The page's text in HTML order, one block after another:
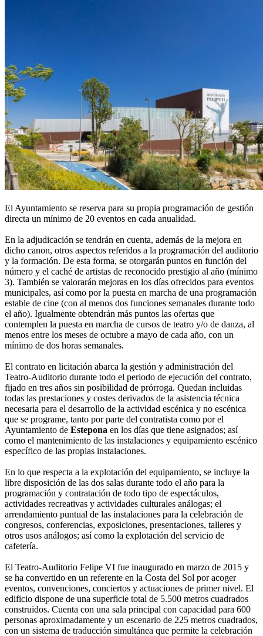
El Ayuntamiento se reserva para su propia programación de gestión
directa un mínimo de 20 eventos en cada anualidad.
En la adjudicación se tendrán en cuenta, además de la mejora en
dicho canon, otros aspectos referidos a la programación del auditorio
y la formación. De esta forma, se otorgarán puntos en función del
número y el caché de artistas de reconocido prestigio al año (mínimo
3). También se valorarán mejoras en los días ofrecidos para eventos
municipales, así como por la puesta en marcha de una programación
estable de cine (con al menos dos funciones semanales durante todo
el año). Igualmente obtendrán más puntos las ofertas que
contemplen la puesta en marcha de cursos de teatro y/o de danza, al
menos entre los meses de octubre a mayo de cada año, con un
mínimo de dos horas semanales.
El contrato en licitación abarca la gestión y administración del
Teatro-Auditorio durante todo el periodo de ejecución del contrato,
fijado en tres años sin posibilidad de prórroga. Quedan incluidas
todas las prestaciones y costes derivados de la asistencia técnica
necesaria para el desarrollo de la actividad escénica y no escénica
que se programe, tanto por parte del contratista como por el
Ayuntamiento de Estepona en los días que tiene asignados; así
como el mantenimiento de las instalaciones y equipamiento escénico
específico de las propias instalaciones.
En lo que respecta a la explotación del equipamiento, se incluye la
libre disposición de las dos salas durante todo el año para la
programación y contratación de todo tipo de espectáculos,
actividades recreativas y actividades culturales análogas; el
arrendamiento puntual de las instalaciones para la celebración de
congresos, conferencias, exposiciones, presentaciones, talleres y
otros usos análogos; así como la explotación del servicio de
cafetería.
El Teatro-Auditorio Felipe VI fue inaugurado en marzo de 2015 y
se ha convertido en un referente en la Costa del Sol por acoger
eventos, convenciones, conciertos y actuaciones de primer nivel. El
edificio dispone de una superficie total de 5.500 metros cuadrados
construidos. Cuenta con una sala principal con capacidad para 600
personas aproximadamente y un escenario de 225 metros cuadrados,
con un sistema de traducción simultánea que permite la celebración